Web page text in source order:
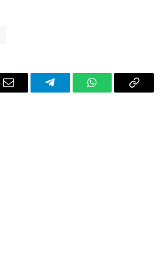
Email TelegramWhatsAppCopy